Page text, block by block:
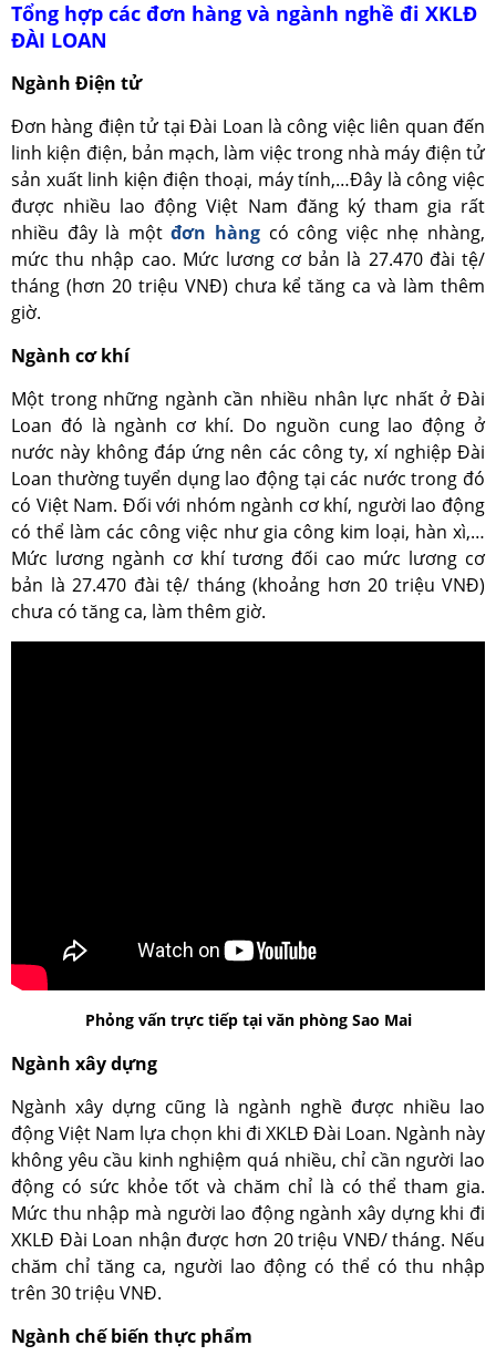
Tổng hợp các đơn hàng và ngành nghề đi XKLĐ
ĐÀI LOAN
Ngành Điện tử
Đơn hàng điện tử tại Đài Loan là công việc liên quan đến
linh kiện điện, bản mạch, làm việc trong nhà máy điện tử
sản xuất linh kiện điện thoại, máy tính,…Đây là công việc
được nhiều lao động Việt Nam đăng ký tham gia rất
nhiều đây là mộtđơn hàng có công việc nhẹ nhàng,
mức thu nhập cao. Mức lương cơ bản là 27.470 đài tệ/
tháng (hơn 20 triệu VNĐ) chưa kể tăng ca và làm thêm
giờ.
Ngành cơ khí
Một trong những ngành cần nhiều nhân lực nhất ở Đài
Loan đó là ngành cơ khí. Do nguồn cung lao động ở
nước này không đáp ứng nên các công ty, xí nghiệp Đài
Loan thường tuyển dụng lao động tại các nước trong đó
có Việt Nam. Đối với nhóm ngành cơ khí, người lao động
có thể làm các công việc như gia công kim loại, hàn xì,…
Mức lương ngành cơ khí tương đối cao mức lương cơ
bản là 27.470 đài tệ/ tháng (khoảng hơn 20 triệu VNĐ)
chưa có tăng ca, làm thêm giờ.
Phỏng vấn trực tiếp tại văn phòng Sao Mai
Ngành xây dựng
Ngành xây dựng cũng là ngành nghề được nhiều lao
động Việt Nam lựa chọn khi đi XKLĐ Đài Loan. Ngành này
không yêu cầu kinh nghiệm quá nhiều, chỉ cần người lao
động có sức khỏe tốt và chăm chỉ là có thể tham gia.
Mức thu nhập mà người lao động ngành xây dựng khi đi
XKLĐ Đài Loan nhận được hơn 20 triệu VNĐ/ tháng. Nếu
chăm chỉ tăng ca, người lao động có thể có thu nhập
trên 30 triệu VNĐ.
Ngành chế biến thực phẩm